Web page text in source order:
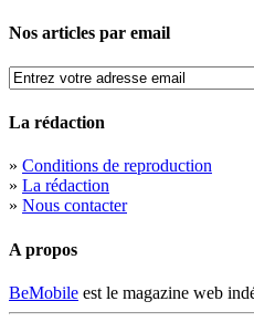
Nos articles par email
La rédaction
» Conditions de reproduction
» La rédaction
» Nous contacter
A propos
BeMobile est le magazine web